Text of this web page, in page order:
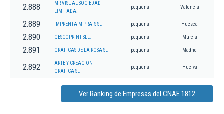
2.888
MR VISUAL SOCIEDAD
LIMITADA.
pequeña Valencia
2.889 IMPRENTA M PRATS SL pequeña Huesca
2.890 GESCOPRINT SLL. pequeña Murcia
2.891 GRAFICAS DE LA ROSA SL pequeña Madrid
2.892
ARTE Y CREACION
GRAFICA SL
pequeña Huelva
Ver Ranking de Empresas del CNAE 1812